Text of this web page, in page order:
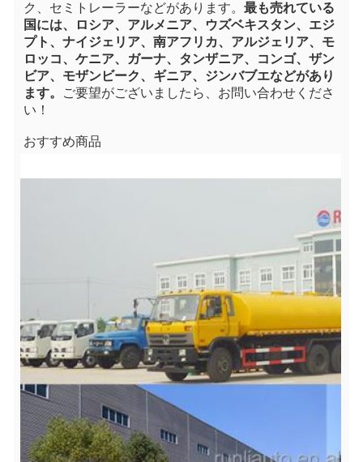
ク、セミトレーラーなどがあります。 最も売れている
国には、ロシア、アルメニア、ウズベキスタン、エジ
プト、ナイジェリア、南アフリカ、アルジェリア、モ
ロッコ、ケニア、ガーナ、タンザニア、コンゴ、ザン
ビア、モザンビーク、ギニア、ジンバブエなどがあり
ます。
ご要望がございましたら、お問い合わせくださ
い！
おすすめ商品